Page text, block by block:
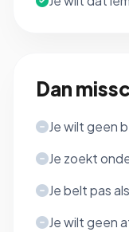
Dan
Je wilt geen
Je zoekt
Je belt pas
Je wilt geen